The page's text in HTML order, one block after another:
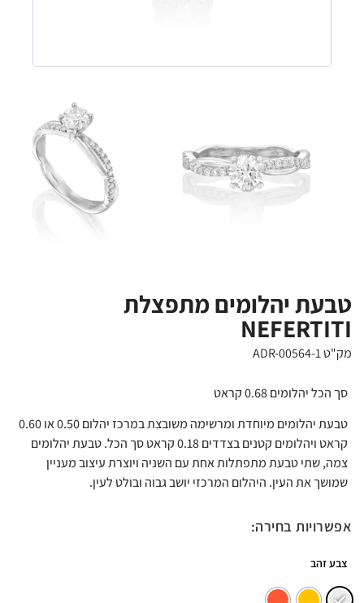
טבעת יהלומים מתפצלת
NEFERTITI
מק"ט ADR-00564-1
סך הכל יהלומים 0.68 קראט
טבעת יהלומים מיוחדת ומרשימה משובצת במרכז יהלום 0.50 או 0.60
קראט ויהלומים קטנים בצדדים 0.18 קראט סך הכל. טבעת יהלומים
צמה, שתי טבעת מתפתלות אחת עם השניה ויוצרת עיצוב מעניין
שמושך את העין. היהלום המרכזי יושב גבוה ובולט לעין.
אפשרויות בחירה:
צבע זהב